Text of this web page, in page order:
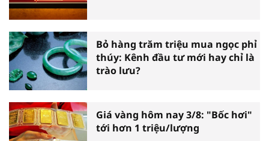
Bỏ hàng trăm triệu mua ngọc phỉ
thúy: Kênh đầu tư mới hay chỉ là
trào lưu?
Giá vàng hôm nay 3/8: "Bốc hơi"
tới hơn 1 triệu/lượng